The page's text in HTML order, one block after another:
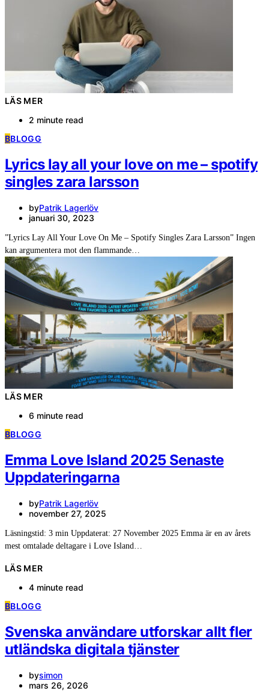
LÄS MER
2 minute read
BBLOGG
Lyrics lay all your love on me – spotify
singles zara larsson
byPatrik Lagerlöv
januari 30, 2023
”Lyrics Lay All Your Love On Me – Spotify Singles Zara Larsson” Ingen
kan argumentera mot den flammande…
LÄS MER
6 minute read
BBLOGG
Emma Love Island 2025 Senaste
Uppdateringarna
byPatrik Lagerlöv
november 27, 2025
Läsningstid: 3 min Uppdaterat: 27 November 2025 Emma är en av årets
mest omtalade deltagare i Love Island…
LÄS MER
4 minute read
BBLOGG
Svenska användare utforskar allt fler
utländska digitala tjänster
bysimon
mars 26, 2026